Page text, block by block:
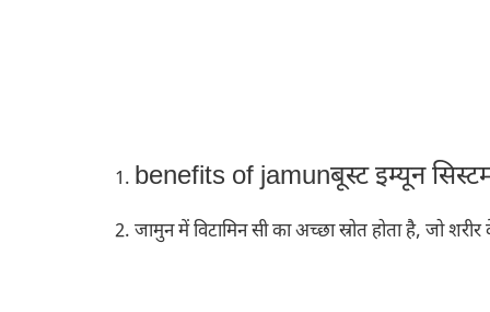
benefits of jamunबूस्ट इम्यून
जामुन में विटामिन सी का अच्छा स्रोत होता है, जो